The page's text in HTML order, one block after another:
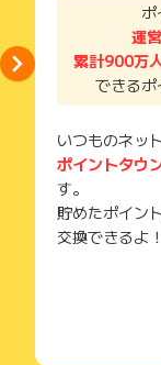
獲得待ち・獲得失
メールを送ってい
そのため、紛失・
ご注意ください。
運
累計900万
できるポ
いつものネッ
ポイントタウ
す。
貯めたポイン
交換できるよ！